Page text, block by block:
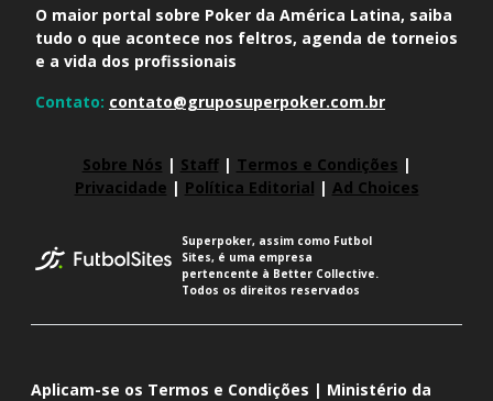
O maior portal sobre Poker da América Latina, saiba
tudo o que acontece nos feltros, agenda de torneios
e a vida dos profissionais
Contato: contato@gruposuperpoker.com.br
Sobre Nós | Staff| Termos e Condições |
Privacidade | Política Editorial | Ad Choices
Superpoker, assim como Futbol
Sites, é uma empresa
pertencente à Better Collective.
Todos os direitos reservados
Aplicam-se os Termos e Condições | Ministério da